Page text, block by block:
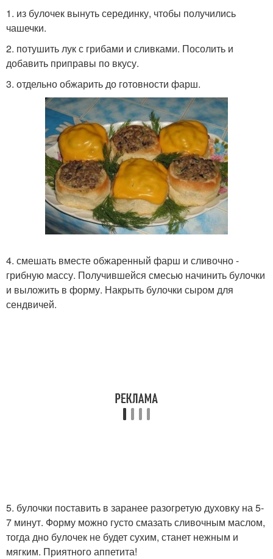
1. из булочек вынуть серединку, чтобы получились
чашечки.
2. потушить лук с грибами и сливками. Посолить и
добавить приправы по вкусу.
3. отдельно обжарить до готовности фарш.
4. смешать вместе обжаренный фарш и сливочно -
грибную массу. Получившейся смесью начинить булочки
и выложить в форму. Накрыть булочки сыром для
сендвичей.
5. булочки поставить в заранее разогретую духовку на 5-
7 минут. Форму можно густо смазать сливочным маслом,
тогда дно булочек не будет сухим, станет нежным и
мягким. Приятного аппетита!